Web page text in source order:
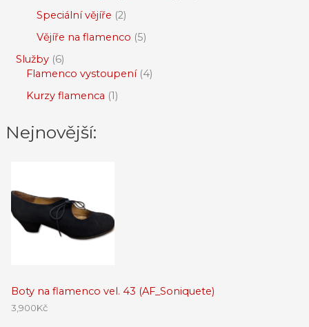
Speciální vějíře 2
Vějíře na flamenco 5
Služby 6
Flamenco vystoupení 4
Kurzy flamenca 1
Nejnovější:
Boty na flamenco vel. 43 (AF_Soniquete)
3,900Kč